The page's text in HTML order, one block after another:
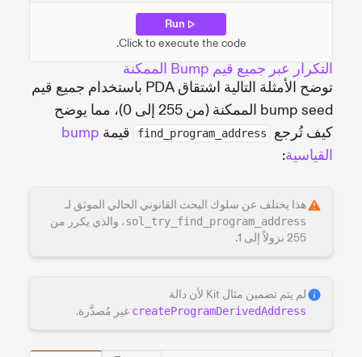
Run
Click to execute the code.
التكرار عبر جميع قيم Bump الممكنة
توضح الأمثلة التالية اشتقاق PDA باستخدام جميع قيم
bump seed الممكنة (من 255 إلى 0)، مما يوضح
كيف تُرجع
find_program_address قيمة bump
القياسية:
هذا يختلف عن سلوك البحث القانوني الحالي الموثق لـ
sol_try_find_program_address، والذي يكرر من
255 نزولاً إلى 1.
لم يتم تضمين مثال Kit لأن دالة
createProgramDerivedAddress غير مُصدَّرة.